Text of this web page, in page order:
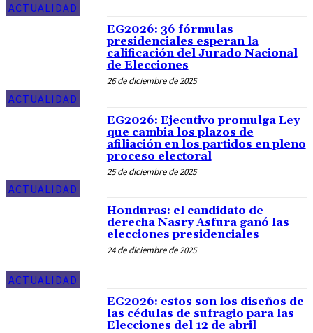
ACTUALIDAD
ACTUALIDAD
EG2026: 36 fórmulas
presidenciales esperan la
calificación del Jurado Nacional
de Elecciones
26 de diciembre de 2025
ACTUALIDAD
EG2026: Ejecutivo promulga Ley
que cambia los plazos de
afiliación en los partidos en pleno
proceso electoral
25 de diciembre de 2025
ACTUALIDAD
Honduras: el candidato de
derecha Nasry Asfura ganó las
elecciones presidenciales
24 de diciembre de 2025
EG2026: estos son los diseños de
las cédulas de sufragio para las
Elecciones del 12 de abril